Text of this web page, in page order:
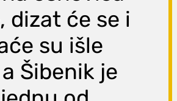
dizat će se i
su išle
Šibenik je